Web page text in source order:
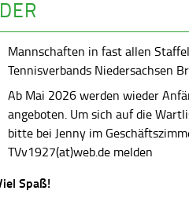
Mannschaften in fast allen
Tennisverbands Niedersachsen
Ab Mai 2026 werden wieder
angeboten. Um sich auf die
bitte bei Jenny im
TVv1927(at)web.de melden
Spaß!